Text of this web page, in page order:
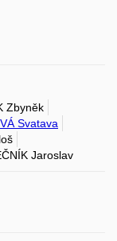
Zbyněk
Svatava
Jaroslav